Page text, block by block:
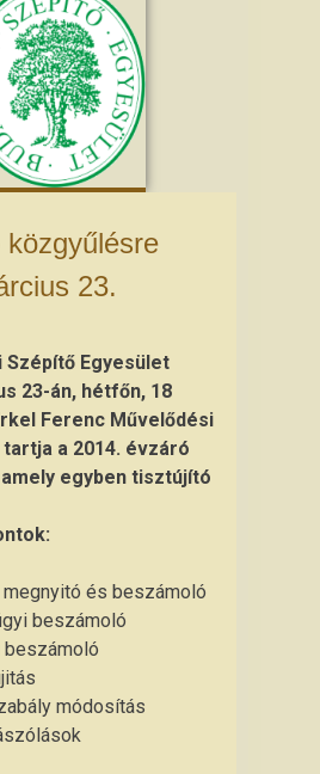
23.
Szépítő Egyesület
23-án, hétfőn, 18
Ferenc Művelődési
a 2014. évzáró
egyben tisztújító
megnyitó és beszámoló
beszámoló
beszámoló
módosítás